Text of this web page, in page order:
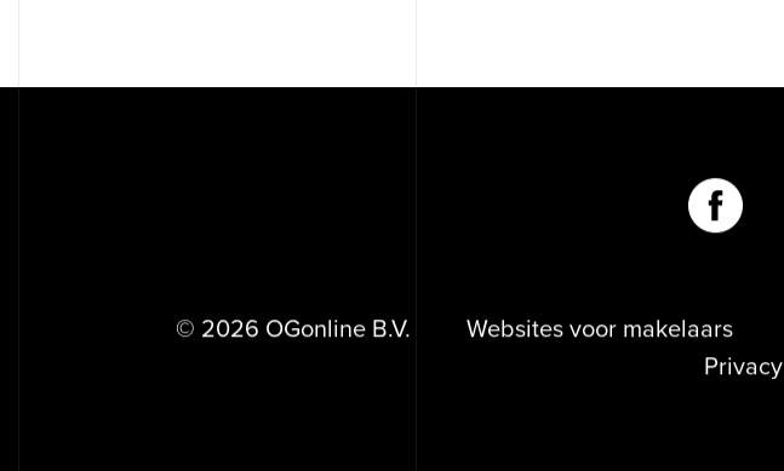
© 2026 OGonline B.V. Websites voor makelaars
Privacy